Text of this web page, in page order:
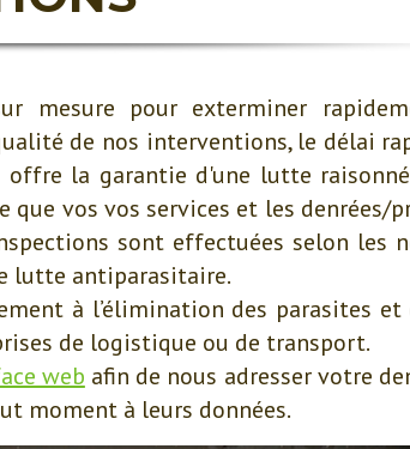
mesure pour exterminer
de nos interventions, le délai
la garantie d'une lutte
vos vos services et les denrées/
sont effectuées selon les
lutte antiparasitaire.
à l’élimination des parasites et
de logistique ou de transport.
web afin de nous adresser votre
moment à leurs données.